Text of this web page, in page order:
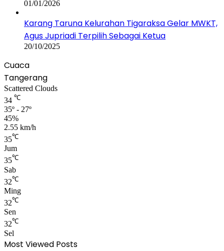
01/01/2026
Karang Taruna Kelurahan Tigaraksa Gelar MWKT,
Agus Jupriadi Terpilih Sebagai Ketua
20/10/2025
Cuaca
Tangerang
Scattered Clouds
34 ℃
35º - 27º
45%
2.55 km/h
35℃
Jum
35℃
Sab
32℃
Ming
32℃
Sen
32℃
Sel
Most Viewed Posts